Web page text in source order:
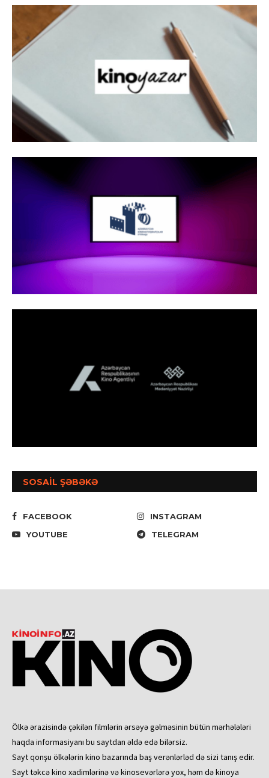
SOSAİL ŞƏBƏKƏ
FACEBOOK
INSTAGRAM
YOUTUBE
TELEGRAM
Ölkə ərazisində çəkilən filmlərin ərsəyə gəlməsinin bütün mərhələləri
haqda informasiyanı bu saytdan əldə edə bilərsiz.
Sayt qonşu ölkələrin kino bazarında baş verənlərləd də sizi tanış edir.
Sayt təkcə kino xadimlərinə və kinosevərlərə yox, həm də kinoya